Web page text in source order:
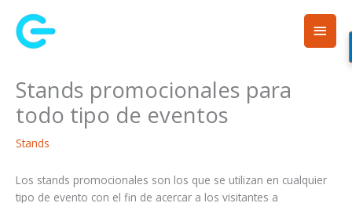
contenido
Stands promocionales para
todo tipo de eventos
Stands
Los stands promocionales son los que se utilizan en cualquier
tipo de evento con el fin de acercar a los visitantes a